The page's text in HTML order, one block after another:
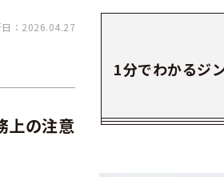
日：2026.04.27
上の注意
1分でわかるジ